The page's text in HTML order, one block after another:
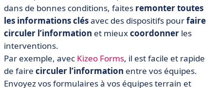
dans de bonnes conditions, faites remonter toutes
les informations clésavec des dispositifs pourfaire
circuler l’information et mieuxcoordonner les
interventions.
Par exemple, avec Kizeo Forms, il est facile et rapide
de faire circuler l’information entre vos équipes.
Envoyez vos formulaires à vos équipes terrain et